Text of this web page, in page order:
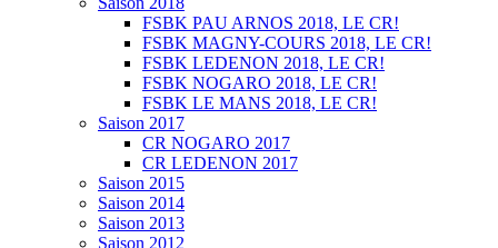
FSBK PAU ARNOS 2018, LE CR!
FSBK MAGNY-COURS 2018, LE CR!
FSBK LEDENON 2018, LE CR!
FSBK NOGARO 2018, LE CR!
FSBK LE MANS 2018, LE CR!
Saison 2017
CR NOGARO 2017
CR LEDENON 2017
Saison 2015
Saison 2014
Saison 2013
Saison 2012